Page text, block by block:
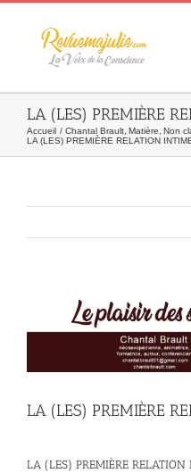
Skip
LA (LES) PREMIÈRE
Accueil Chantal Brault Matière Non
LA (LES) PREMIÈRE RELATION
l&apos;image
LA (LES) PREMIÈRE
LA (LES) PREMIÈRE